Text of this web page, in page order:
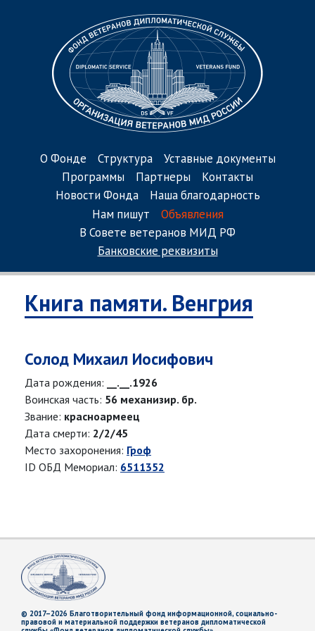
О Фонде Структура
Уставные документы
Программы
Партнеры
Контакты
Новости Фонда
Наша благодарность
Нам пишут
Объявления
В Совете ветеранов МИД РФ
Банковские реквизиты
Книга памяти. Венгрия
Солод Михаил Иосифович
Дата рождения:
__.__.1926
Воинская часть: 56 механизир. бр.
Звание: красноармеец
Дата смерти: 2/2/45
Место захоронения: Гроф
ID ОБД Мемориал: 6511352
© 2017–2026 Благотворительный фонд информационной, социально-
правовой и материальной поддержки ветеранов дипломатической